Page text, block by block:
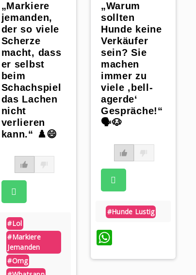
„Markiere
jemanden,
der so viele
Scherze
macht, dass
er selbst
beim
Schachspiel
das Lachen
nicht
verlieren
kann.“ ♟️😄
#lol
#markiere
Jemanden
#omg
„Warum
sollten
Hunde keine
Verkäufer
sein? Sie
machen
immer zu
viele ‚bell-
agerde‘
Gespräche!“
🗣️🐶
#hunde Lustig